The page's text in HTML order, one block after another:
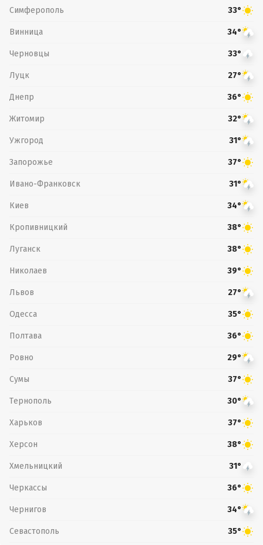
Симферополь 33°
Винница 34°
Черновцы 33°
Луцк 27°
Днепр 36°
Житомир 32°
Ужгород 31°
Запорожье 37°
Ивано-Франковск 31°
Киев 34°
Кропивницкий 38°
Луганск 38°
Николаев 39°
Львов 27°
Одесса 35°
Полтава 36°
Ровно 29°
Сумы 37°
Тернополь 30°
Харьков 37°
Херсон 38°
Хмельницкий 31°
Черкассы 36°
Чернигов 34°
Севастополь 35°